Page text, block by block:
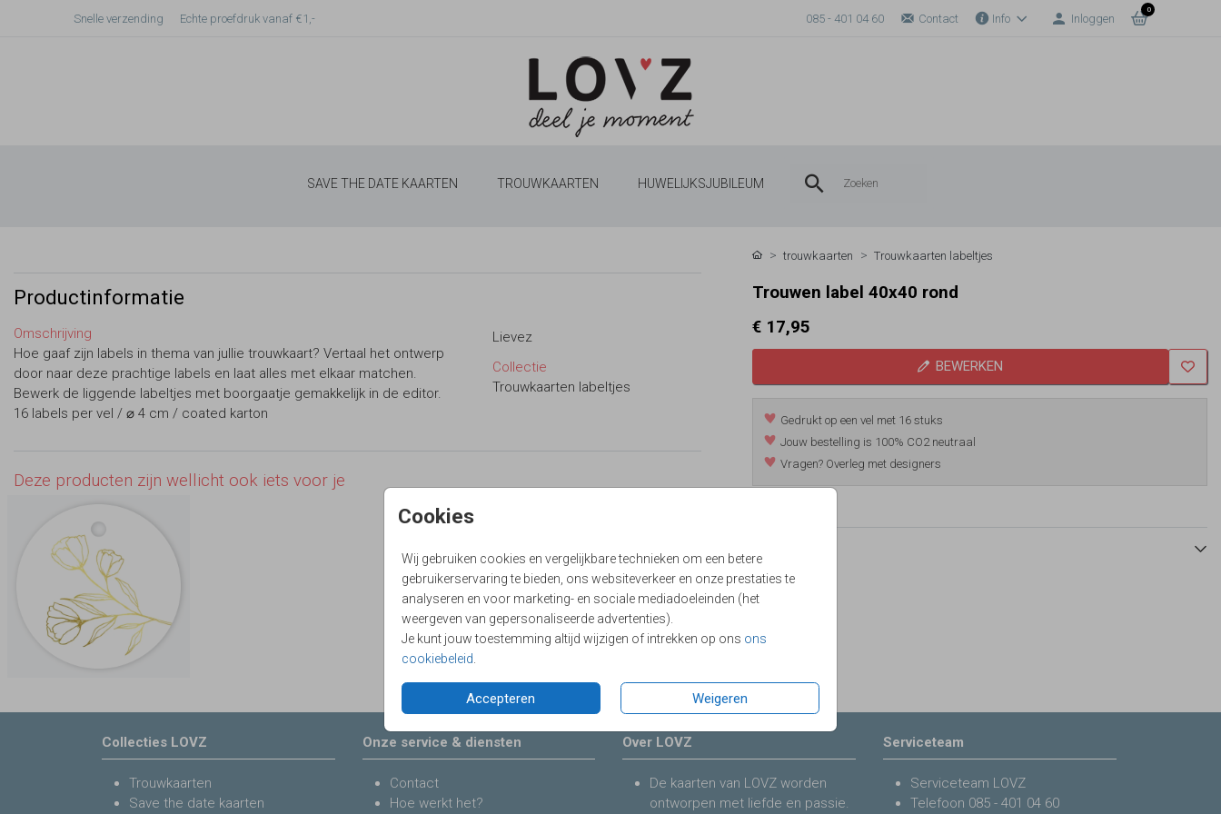
Snelle verzending Echte proefdruk vanaf €1,- 085 - 401 04 60 Contact Info Inloggen
0
SAVE THE DATE KAARTEN TROUWKAARTEN HUWELIJKSJUBILEUM
Cookies
Wij gebruiken cookies en vergelijkbare technieken om een betere
gebruikerservaring te bieden, ons websiteverkeer en onze prestaties te
analyseren en voor marketing- en sociale mediadoeleinden (het
weergeven van gepersonaliseerde advertenties).
Je kunt jouw toestemming altijd wijzigen of intrekken op ons ons
cookiebeleid
Accepteren Weigeren
Productinformatie
Omschrijving
Hoe gaaf zijn labels in thema van jullie trouwkaart? Vertaal het ontwerp
door naar deze prachtige labels en laat alles met elkaar matchen.
Bewerk de liggende labeltjes met boorgaatje gemakkelijk in de editor.
16 labels per vel / ⌀ 4 cm / coated karton
Lievez
Collectie
Trouwkaarten labeltjes
Deze producten zijn wellicht ook iets voor je
trouwkaarten Trouwkaarten labeltjes
Trouwen label 40x40 rond
€ 17,95
BEWERKEN
Gedrukt op een vel met 16 stuks
Jouw bestelling is 100% CO2 neutraal
Vragen? Overleg met designers
Collecties LOVZ
Trouwkaarten
Save the date kaarten
Onze service & diensten
Contact
Hoe werkt het?
Over LOVZ
De kaarten van LOVZ worden
ontworpen met liefde en passie.
Serviceteam
Serviceteam LOVZ
Telefoon 085 - 401 04 60